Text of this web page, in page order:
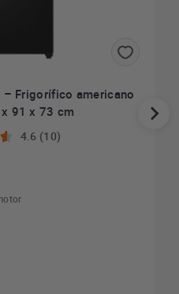
– Frigorífico americano
91 x 73 cm
4.6 (10)